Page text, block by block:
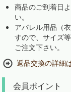
商品のご到着日
い。
アパレル用品（
すので、サイズ
ご注文下さい。
返品交換の詳細
会員ポイント